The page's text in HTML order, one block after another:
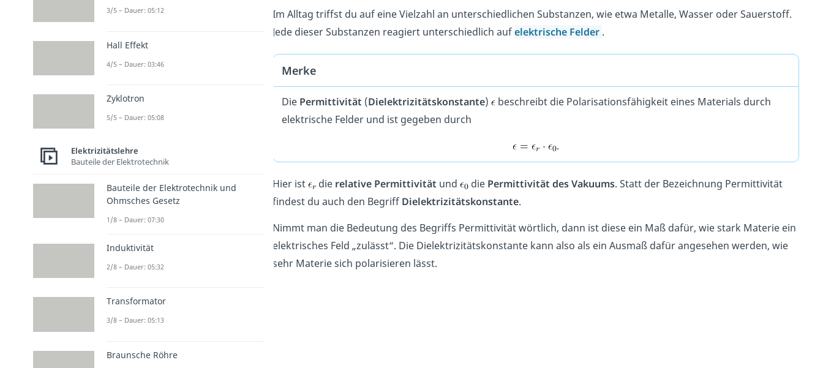
Im Alltag triffst du auf eine Vielzahl an unterschiedlichen Substanzen, wie etwa Metalle, Wasser oder Sauerstoff.
Jede dieser Substanzen reagiert unterschiedlich aufelektrische Felder .
Merke
Die Permittivität (Dielektrizitätskonstante)
beschreibt die Polarisationsfähigkeit eines Materials durch
elektrische Felder und ist gegeben durch
.
Hier ist die relative Permittivität und die Permittivität des Vakuums. Statt der Bezeichnung Permittivität
findest du auch den Begriff Dielektrizitätskonstante.
Nimmt man die Bedeutung des Begriffs Permittivität wörtlich, dann ist diese ein Maß dafür, wie stark Materie ein
elektrisches Feld „zulässt“. Die Dielektrizitätskonstante kann also als ein Ausmaß dafür angesehen werden, wie
sehr Materie sich polarisieren lässt.
3/5 – Dauer: 05:12
Hall Effekt
4/5 – Dauer: 03:46
Zyklotron
5/5 – Dauer: 05:08
Elektrizitätslehre
Bauteile der Elektrotechnik
Bauteile der Elektrotechnik und
Ohmsches Gesetz
1/8 – Dauer: 07:30
Induktivität
2/8 – Dauer: 05:32
Transformator
3/8 – Dauer: 05:13
Braunsche Röhre